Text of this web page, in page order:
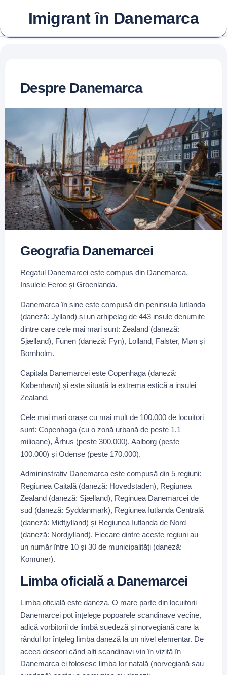
content
Imigrant în Danemarca
Despre Danemarca
Geografia Danemarcei
Regatul Danemarcei este compus din Danemarca,
Insulele Feroe și Groenlanda.
Danemarca în sine este compusă din peninsula Iutlanda
(daneză: Jylland) și un arhipelag de 443 insule denumite
dintre care cele mai mari sunt: Zealand (daneză:
Sjælland), Funen (daneză: Fyn), Lolland, Falster, Møn și
Bornholm.
Capitala Danemarcei este Copenhaga (daneză:
København) și este situată la extrema estică a insulei
Zealand.
Cele mai mari orașe cu mai mult de 100.000 de locuitori
sunt: Copenhaga (cu o zonă urbană de peste 1.1
milioane), Århus (peste 300.000), Aalborg (peste
100.000) și Odense (peste 170.000).
Admininstrativ Danemarca este compusă din 5 regiuni:
Regiunea Caitală (daneză: Hovedstaden), Regiunea
Zealand (daneză: Sjælland), Reginuea Danemarcei de
sud (daneză: Syddanmark), Regiunea Iutlanda Centrală
(daneză: Midtjylland) și Regiunea Iutlanda de Nord
(daneză: Nordjylland). Fiecare dintre aceste regiuni au
un număr între 10 și 30 de municipalități (daneză:
Komuner).
Limba oficială a Danemarcei
Limba oficială este daneza. O mare parte din locuitorii
Danemarcei pot înțelege popoarele scandinave vecine,
adică vorbitorii de limbă suedeză și norvegiană care la
rândul lor înțeleg limba daneză la un nivel elementar. De
aceea deseori când alți scandinavi vin în vizită în
Danemarca ei folosesc limba lor natală (norvegiană sau